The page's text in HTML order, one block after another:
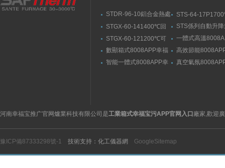
STDR-96-10鋁合金熱處
理爐-箱式幸福宝污APP
STS-64-
動升降式燒結爐
STGX-60-141400℃回
轉幸福宝污版下载（剛
STS係列自動升
結爐
STGX-60-121200℃可
傾斜幸福宝污版下载
一體式高溫
福宝隐藏入口
數顯箱式8008APP幸福
宝隐藏入口
高效節能
宝隐藏入口
智能一體式8008APP幸
真空氣氛
河南幸福宝推广官网爐業科技有限公司是工業箱式幸福宝污APP官网入口 廠家,歡迎
豫ICP備87333298號-1 技術支持：化工儀器網 GoogleSitemap